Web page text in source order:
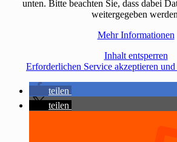
unten. Bitte beachten Sie, dass dabei
weitergegeben
Mehr Informationen
Inhalt entsperren
Erforderlichen Service akzeptieren und
teilen
teilen